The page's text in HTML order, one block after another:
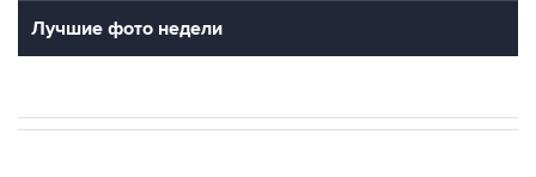
Лучшие фото недели